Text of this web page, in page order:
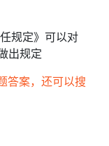
规定》可以对
出规定
答案，还可以搜